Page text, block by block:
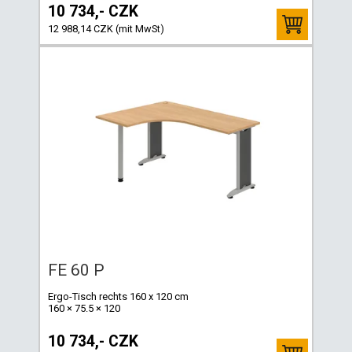
10 734,- CZK
12 988,14 CZK (mit MwSt)
FE 60 P
Ergo-Tisch rechts 160 x 120 cm
160 × 75.5 × 120
10 734,- CZK